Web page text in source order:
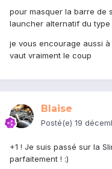
pour masquer la barre de
launcher alternatif du type
je vous encourage aussi
vaut vraiment le coup
Blaise
Posté(e) 19
+1 ! Je suis passé sur la
parfaitement ! :)